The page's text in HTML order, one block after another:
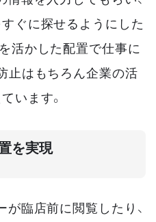
ぐに探せるようにした
活かした配置で仕事に
止はもちろん企業の活
います。
を実現
が臨店前に閲覧したり、